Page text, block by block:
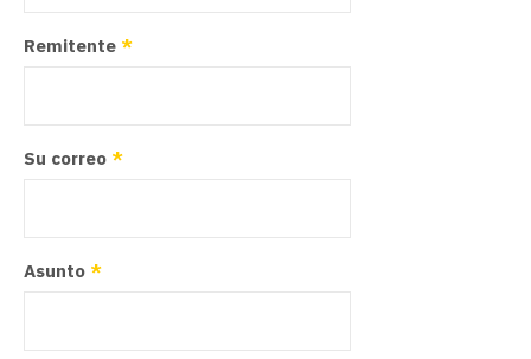
Remitente *
Su correo *
Asunto *